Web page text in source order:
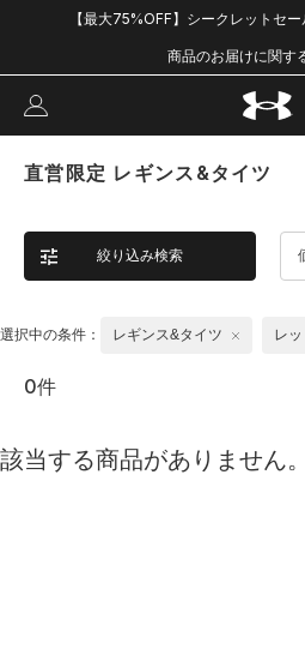
【最大75%OFF】シークレットセ
商品のお届けに関す
直営限定 レギンス&タイツ
絞り込み検索
選択中の条件： レギンス&タイツ レッ
0件
該当する商品がありません。